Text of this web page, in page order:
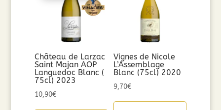
Château de Larzac
Saint Majan AOP
Languedoc Blanc (
75cl) 2023
10,90€
Vignes de Nicole
L’Assemblage
Blanc (75cl) 2020
9,70€